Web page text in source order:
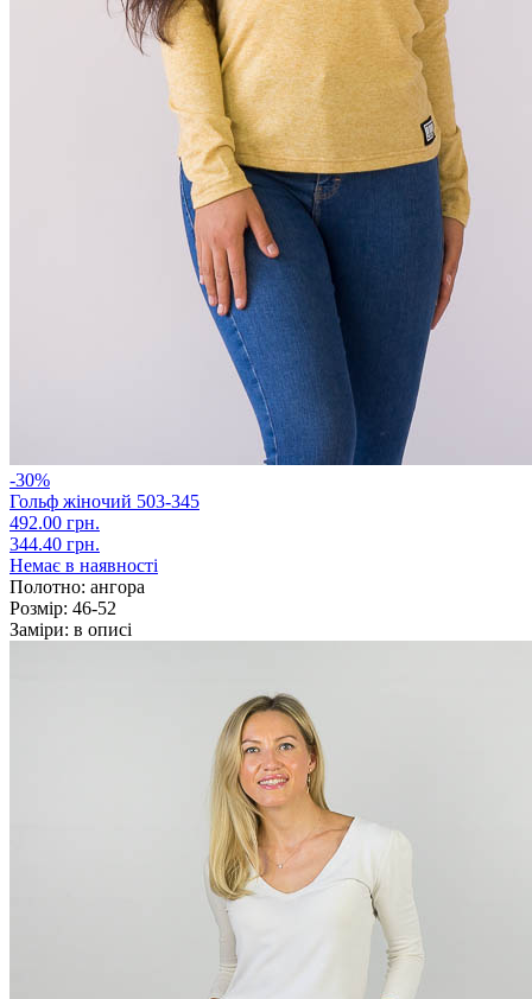
-30%
Гольф жіночий 503-345
492.00 грн.
344.40 грн.
Немає в наявності
Полотно: ангора
Розмір: 46-52
Заміри: в описі